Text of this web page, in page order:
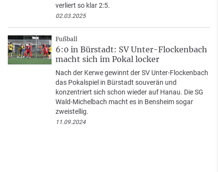
verliert so klar 2:5.
02.03.2025
Fußball
6:0 in Bürstadt: SV Unter-Flockenbach
macht sich im Pokal locker
Nach der Kerwe gewinnt der SV Unter-Flockenbach
das Pokalspiel in Bürstadt souverän und
konzentriert sich schon wieder auf Hanau. Die SG
Wald-Michelbach macht es in Bensheim sogar
zweistellig.
11.09.2024